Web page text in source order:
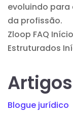
evoluindo
da profissão.
Zloop FAQ Início
Estruturados
Blogue jurídico